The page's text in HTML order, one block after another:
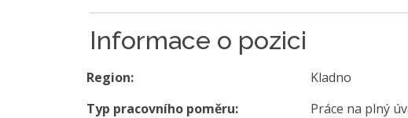
Informace o pozici
Region:
Kladno
Typ pracovního poměru:
Práce na plný